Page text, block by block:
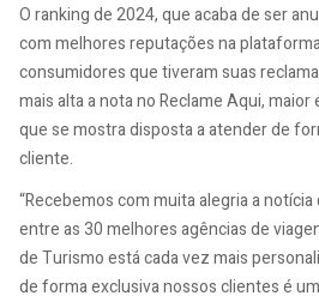
O ranking de 2024, que acaba de ser
com melhores reputações na
consumidores que tiveram suas
mais alta a nota no Reclame Aqui,
que se mostra disposta a atender de
cliente.
“Recebemos com muita alegria a
entre as 30 melhores agências de
de Turismo está cada vez mais
de forma exclusiva nossos clientes é